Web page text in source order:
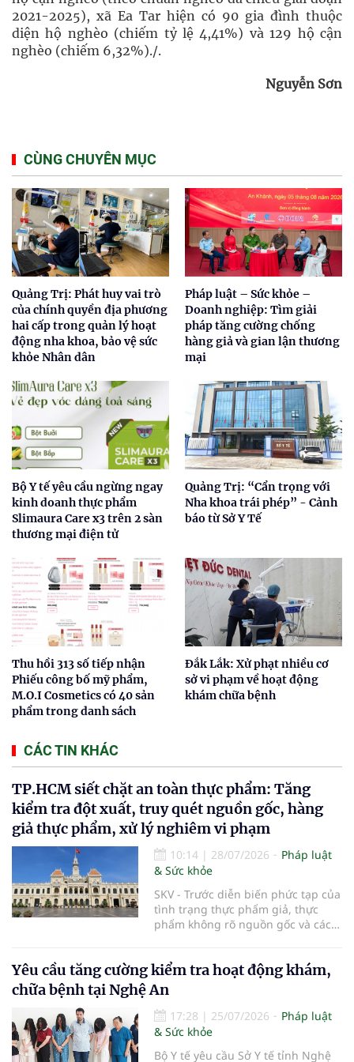
2021-2025), xã Ea Tar hiện có 90 gia đình thuộc
diện hộ nghèo (chiếm tỷ lệ 4,41%) và 129 hộ cận
nghèo (chiếm 6,32%)./.
Nguyễn Sơn
CÙNG CHUYÊN MỤC
Quảng Trị: Phát huy vai trò
của chính quyền địa phương
hai cấp trong quản lý hoạt
động nha khoa, bảo vệ sức
khỏe Nhân dân
Pháp luật – Sức khỏe –
Doanh nghiệp: Tìm giải
pháp tăng cường chống
hàng giả và gian lận thương
mại
Bộ Y tế yêu cầu ngừng ngay
kinh doanh thực phẩm
Slimaura Care x3 trên 2 sàn
thương mại điện tử
Quảng Trị: “Cẩn trọng với
Nha khoa trái phép” - Cảnh
báo từ Sở Y Tế
Thu hồi 313 số tiếp nhận
Phiếu công bố mỹ phẩm,
M.O.I Cosmetics có 40 sản
phẩm trong danh sách
Đắk Lắk: Xử phạt nhiều cơ
sở vi phạm về hoạt động
khám chữa bệnh
CÁC TIN KHÁC
TP.HCM siết chặt an toàn thực phẩm: Tăng
kiểm tra đột xuất, truy quét nguồn gốc, hàng
giả thực phẩm, xử lý nghiêm vi phạm
10:14 | 28/07/2026
Pháp luật
& Sức khỏe
SKV - Trước diễn biến phức tạp của
tình trạng thực phẩm giả, thực
phẩm không rõ nguồn gốc và các
kế hoạch tăng cường bảo đảm an
toàn thực phẩm trên địa bàn năm
2026. Thành phố sẽ đẩy mạnh
thanh tra, kiểm tra đột xuất, siết
chặt quản lý tại các chợ đầu mối,
Yêu cầu tăng cường kiểm tra hoạt động khám,
chữa bệnh tại Nghệ An
17:28 | 25/07/2026
Pháp luật
& Sức khỏe
Bộ Y tế yêu cầu Sở Y tế tỉnh Nghệ